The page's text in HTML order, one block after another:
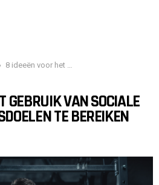
8 ideeën voor het gebruik van sociale media om fitnessdoelen te bereiken
GEBRUIK VAN SOCIALE
TE BEREIKEN